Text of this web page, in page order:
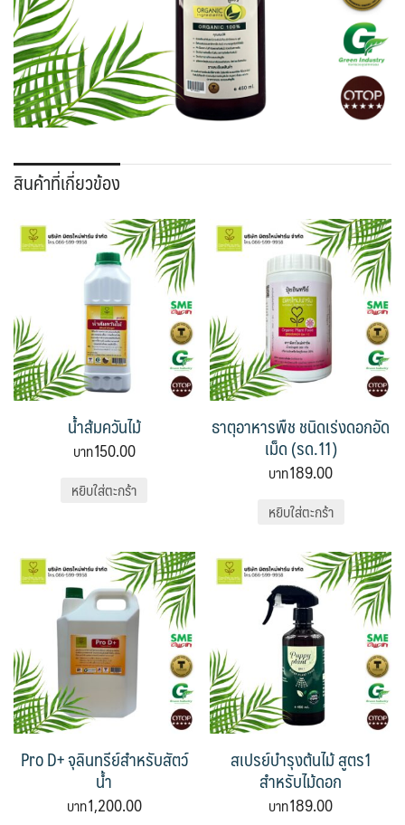
สินค้าที่เกี่ยวข้อง
น้ำส้มควันไม้
150.00
หยิบใส่ตะกร้า
ธาตุอาหารพืช ชนิดเร่งดอกอัด
เม็ด (รด.11)
189.00
หยิบใส่ตะกร้า
Pro D+ จุลินทรีย์สำหรับสัตว์
น้ำ
1,200.00
สเปรย์บำรุงต้นไม้ สูตร1
สำหรับไม้ดอก
189.00